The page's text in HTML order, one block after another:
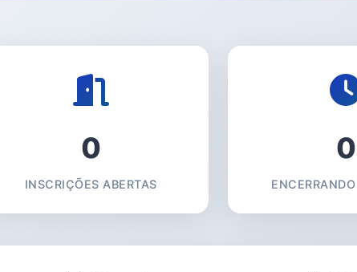
0
INSCRIÇÕES ABERTAS
0